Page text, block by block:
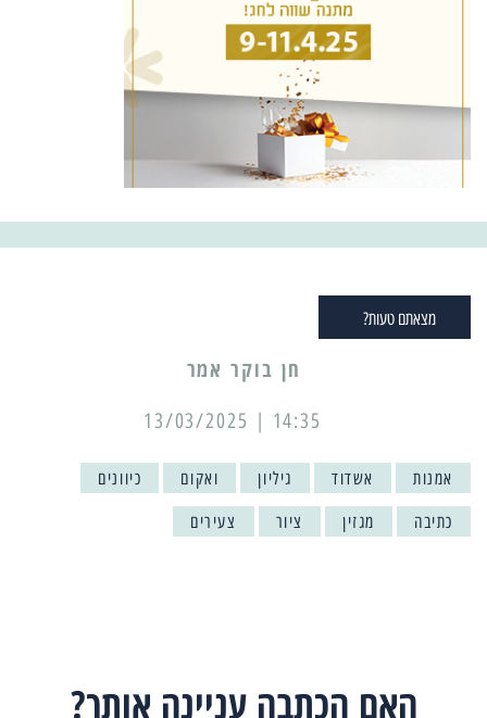
מצאתם טעות?
14:35 | 13/03/2025
אמנות אשדוד גיליון ואקום כיוונים
כתיבה מגזין ציור צעירים
האם הכתבה עניינה אותך?